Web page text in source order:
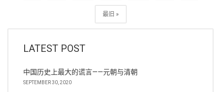
最旧 »
LATEST POST
中国历史上最大的谎言——元朝与清朝
SEPTEMBER 30, 2020